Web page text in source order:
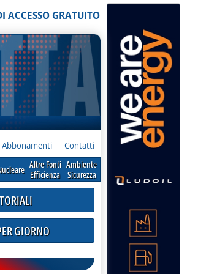
ACCESSO GRATUITO
Abbonamenti Contatti
Altre Fonti
Efficienza
Ambiente
Sicurezza
GIORNO